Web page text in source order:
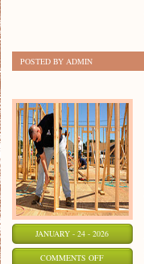
POSTED BY ADMIN
JANUARY - 24 - 2026
COMMENTS OFFON